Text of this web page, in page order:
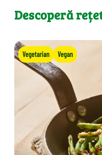
Descoperă
Vegetarian Vegan